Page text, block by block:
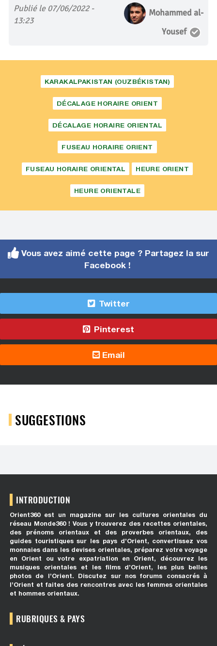
Publié le 07/06/2022 -
13:23
Mohammed al-
Yousef
KARAKALPAKISTAN (OUZBÉKISTAN)
DÉCALAGE HORAIRE ORIENT
DÉCALAGE HORAIRE ORIENTAL
FUSEAU HORAIRE ORIENT
FUSEAU HORAIRE ORIENTAL HEURE ORIENT
HEURE ORIENTALE
Vous avez aimé cette page ? Partagez la sur
Facebook !
Twitter
Pinterest
Email
SUGGESTIONS
INTRODUCTION
Orient360 est un magazine sur les cultures orientales du
réseau Monde360 ! Vous y trouverez des recettes orientales,
des prénoms orientaux et des proverbes orientaux, des
guides touristiques sur les pays d’Orient, convertissez vos
monnaies dans les devises orientales, préparez votre voyage
en Orient ou votre expatriation en Orient, découvrez les
musiques orientales et les films d’Orient, les plus belles
photos de l’Orient. Discutez sur nos forums consacrés à
l’Orient et faites des rencontres avec les femmes orientales
et hommes orientaux.
RUBRIQUES & PAYS